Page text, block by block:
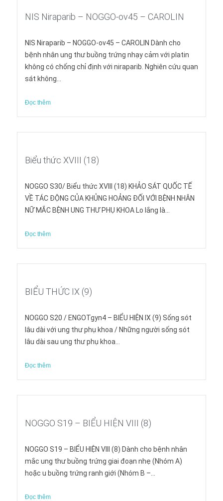
NIS Niraparib – NOGGO-ov45 – CAROLIN
NIS Niraparib – NOGGO-ov45 – CAROLIN Dành cho
bệnh nhân ung thư buồng trứng nhạy cảm với platin
không có chống chỉ định với niraparib. Nghiên cứu quan
sát không...
Đọc thêm
Biểu thức XVIII (18)
NOGGO S30/ Biểu thức XVIII (18) KHẢO SÁT QUỐC TẾ
VỀ TÁC ĐỘNG CỦA KHỦNG HOẢNG ĐỐI VỚI BỆNH NHÂN
NỮ MẮC BỆNH UNG THƯ PHỤ KHOA Lo lắng là...
Đọc thêm
BIỂU THỨC IX (9)
NOGGO S20 / ENGOTgyn4 – BIỂU HIỆN IX (9) Sống sót
lâu dài với ung thư phụ khoa / Những người sống sót
lâu dài sau ung thư phụ khoa...
Đọc thêm
NOGGO S19 – BIỂU HIỆN VIII (8)
NOGGO S19 – BIỂU HIỆN VIII (8) Dành cho bệnh nhân
mắc ung thư buồng trứng giai đoạn nhẹ (Nhóm A)
hoặc u buồng trứng ranh giới (Nhóm B –...
Đọc thêm